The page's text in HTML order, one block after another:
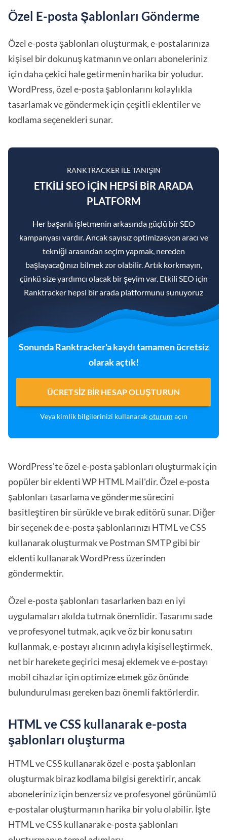
Özel E-posta Şablonları Gönderme
Özel e-posta şablonları oluşturmak, e-postalarınıza
kişisel bir dokunuş katmanın ve onları aboneleriniz
için daha çekici hale getirmenin harika bir yoludur.
WordPress, özel e-posta şablonlarını kolaylıkla
tasarlamak ve göndermek için çeşitli eklentiler ve
kodlama seçenekleri sunar.
RANKTRACKER ILE TANIŞIN
ETKILI SEO IÇIN HEPSI BIR ARADA
PLATFORM
Her başarılı işletmenin arkasında güçlü bir SEO
kampanyası vardır. Ancak sayısız optimizasyon aracı ve
tekniği arasından seçim yapmak, nereden
başlayacağınızı bilmek zor olabilir. Artık korkmayın,
çünkü size yardımcı olacak bir şeyim var. Etkili SEO için
Ranktracker hepsi bir arada platformunu sunuyoruz
Sonunda Ranktracker'a kaydı tamamen ücretsiz
olarak açtık!
ÜCRETSIZ BIR HESAP OLUŞTURUN
Veya kimlik bilgilerinizi kullanarakoturum açın
WordPress'te özel e-posta şablonları oluşturmak için
popüler bir eklenti WP HTML Mail'dir. Özel e-posta
şablonları tasarlama ve gönderme sürecini
basitleştiren bir sürükle ve bırak editörü sunar. Diğer
bir seçenek de e-posta şablonlarınızı HTML ve CSS
kullanarak oluşturmak ve Postman SMTP gibi bir
eklenti kullanarak WordPress üzerinden
göndermektir.
Özel e-posta şablonları tasarlarken bazı en iyi
uygulamaları akılda tutmak önemlidir. Tasarımı sade
ve profesyonel tutmak, açık ve öz bir konu satırı
kullanmak, e-postayı alıcının adıyla kişiselleştirmek,
net bir harekete geçirici mesaj eklemek ve e-postayı
mobil cihazlar için optimize etmek göz önünde
bulundurulması gereken bazı önemli faktörlerdir.
HTML ve CSS kullanarak e-posta
şablonları oluşturma
HTML ve CSS kullanarak özel e-posta şablonları
oluşturmak biraz kodlama bilgisi gerektirir, ancak
aboneleriniz için benzersiz ve profesyonel görünümlü
e-postalar oluşturmanın harika bir yolu olabilir. İşte
HTML ve CSS kullanarak e-posta şablonları